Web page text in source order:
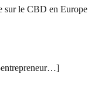
sur le CBD en Europe